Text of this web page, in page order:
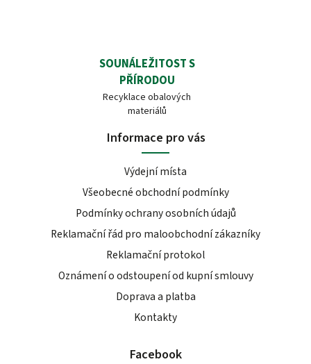
SOUNÁLEŽITOST S
PŘÍRODOU
Recyklace obalových
materiálů
Informace pro vás
Výdejní místa
Všeobecné obchodní podmínky
Podmínky ochrany osobních údajů
Reklamační řád pro maloobchodní zákazníky
Reklamační protokol
Oznámení o odstoupení od kupní smlouvy
Doprava a platba
Kontakty
Facebook